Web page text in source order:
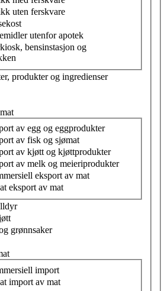
uten ferskvare
utenfor apotek
bensinstasjon og
produkter og ingredienser
innen eksport av mat
av egg og eggprodukter
av fisk og sjømat
av kjøtt og kjøttprodukter
av melk og meieriprodukter
eksport av mat
eksport av mat
grønnsaker
innen import av mat
import
import av mat